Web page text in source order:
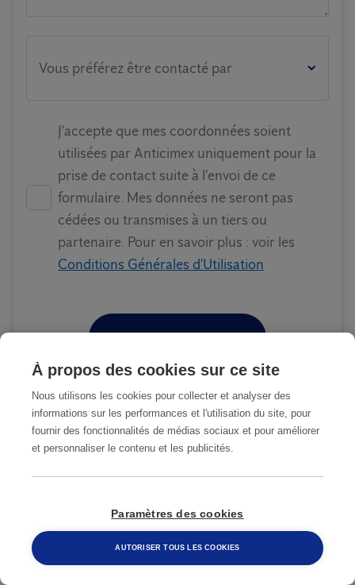
Vous préférez être contacté par
J'accepte que mes coordonnées soient
utilisées par Anticimex uniquement pour la
prise de contact suite à l'envoi de ce
formulaire. Mes données ne seront pas
cédées ou transmises à un tiers ou
partenaire. Pour en savoir plus : voir les
Conditions Générales d'Utilisation
ENVOYER
NOTRE MODE D'EMPLOI
1
Vous remplissez le formulaire de
2
Nous prenons contact avec vous
À propos des cookies sur ce site
Nous utilisons les cookies pour collecter et analyser des
informations sur les performances et l'utilisation du site, pour
fournir des fonctionnalités de médias sociaux et pour améliorer
et personnaliser le contenu et les publicités.
Paramètres des cookies
AUTORISER TOUS LES COOKIES